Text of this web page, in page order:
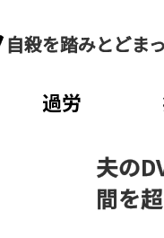
自殺を踏みとどま
過労
夫の
間を